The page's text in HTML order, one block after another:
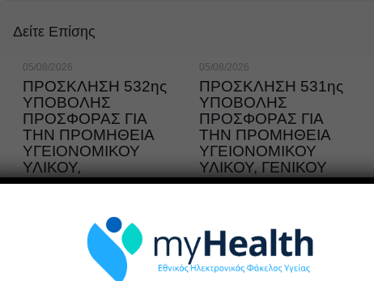
Δείτε Επίσης
05/08/2026
ΠΡΟΣΚΛΗΣΗ 532ης
ΥΠΟΒΟΛΗΣ
ΠΡΟΣΦΟΡΑΣ ΓΙΑ
ΤΗΝ ΠΡΟΜΗΘΕΙΑ
ΥΓΕΙΟΝΟΜΙΚΟΥ
ΥΛΙΚΟΥ,
ΥΓΕΙΟΝΟΜΙΚΗΣ
ΝΟΣΟΚΟΜΕΙΟΥ
ΗΜΑΘΙΑΣ
05/08/2026
ΠΡΟΣΚΛΗΣΗ 531ης
ΥΠΟΒΟΛΗΣ
ΠΡΟΣΦΟΡΑΣ ΓΙΑ
ΤΗΝ ΠΡΟΜΗΘΕΙΑ
ΥΓΕΙΟΝΟΜΙΚΟΥ
ΥΛΙΚΟΥ, ΓΕΝΙΚΟΥ
ΝΟΣΟΚΟΜΕΙΟΥ
Περισσότερα